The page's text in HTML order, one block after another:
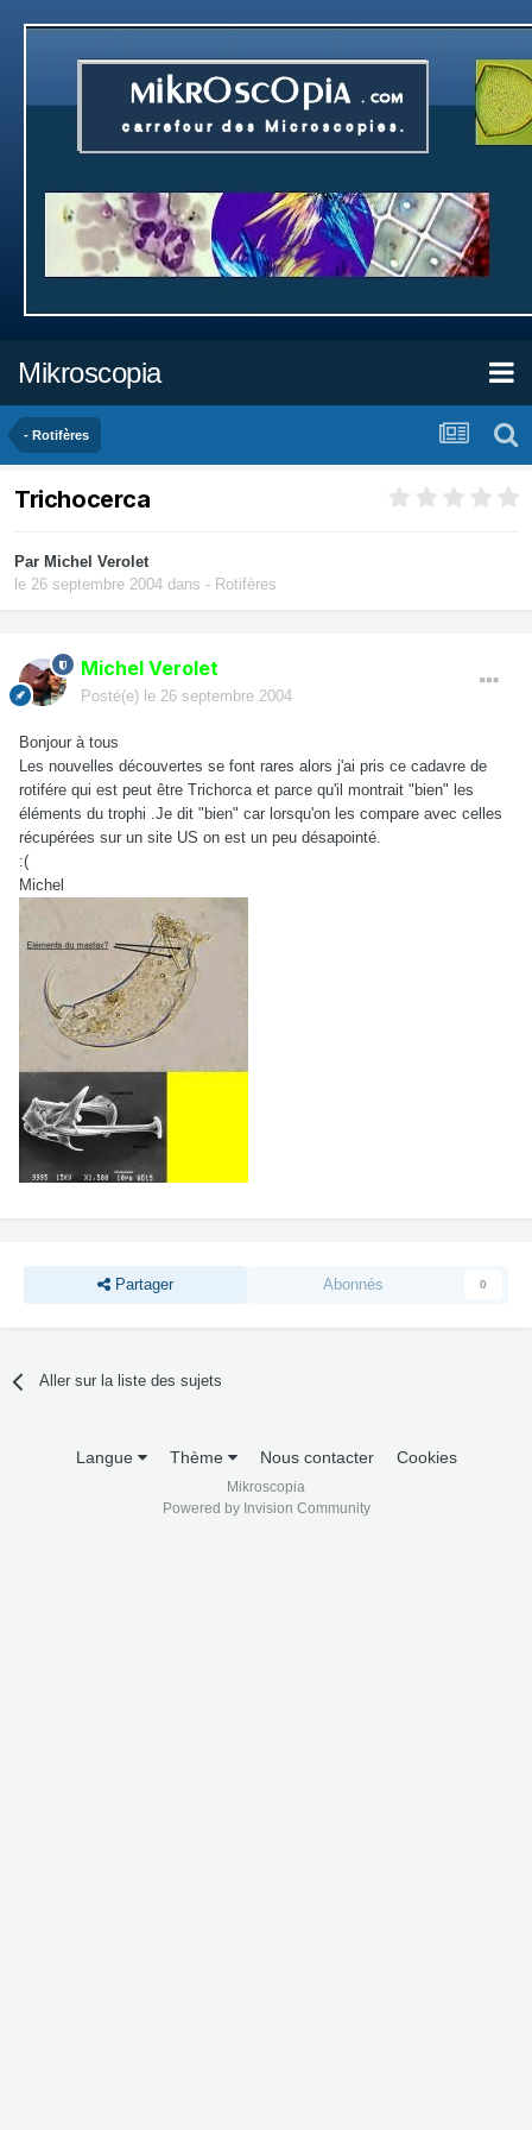
Mikroscopia
- Rotifères
Trichocerca
Par Michel Verolet
le 26 septembre 2004 dans - Rotifères
Michel Verolet
Posté(e) le 26 septembre 2004
Bonjour à tous
Les nouvelles découvertes se font rares alors j'ai pris ce cadavre de
rotifére qui est peut être Trichorca et parce qu'il montrait "bien" les
éléments du trophi .Je dit "bien" car lorsqu'on les compare avec celles
récupérées sur un site US on est un peu désapointé.
:(
Michel
Partager Abonnés 0
Aller sur la liste des sujets
Langue Thème Nous contacter Cookies
Mikroscopia
Powered by Invision Community